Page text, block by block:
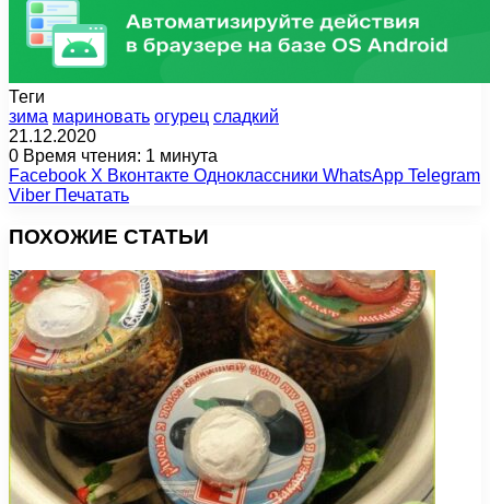
Теги
зима мариновать огурец сладкий
21.12.2020
0 Время чтения: 1 минута
Facebook X Вконтакте Одноклассники WhatsApp Telegram
Viber Печатать
ПОХОЖИЕ СТАТЬИ